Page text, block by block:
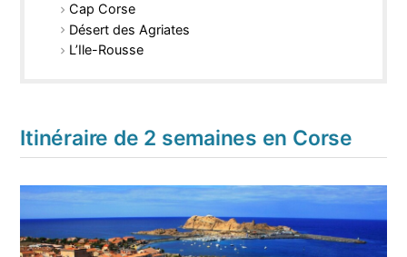
Cap Corse
Désert des Agriates
L’Ile-Rousse
Itinéraire de 2 semaines en Corse